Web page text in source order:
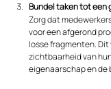
Bundel taken tot een
Zorg dat
voor een afgerond
losse fragmenten.
zichtbaarheid van
eigenaarschap en de